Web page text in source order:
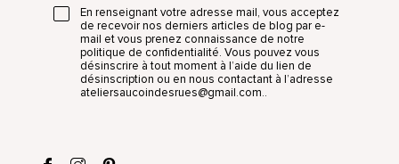
En renseignant votre adresse mail, vous acceptez
de recevoir nos derniers articles de blog par e-
mail et vous prenez connaissance de notre
politique de confidentialité. Vous pouvez vous
désinscrire à tout moment à l’aide du lien de
désinscription ou en nous contactant à l’adresse
ateliersaucoindesrues@gmail.com..